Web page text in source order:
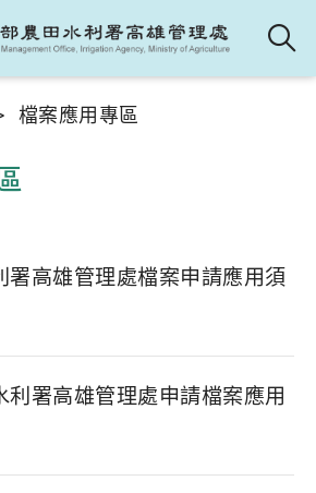
檔案應用專區
署高雄管理處檔案申請應用須
利署高雄管理處申請檔案應用